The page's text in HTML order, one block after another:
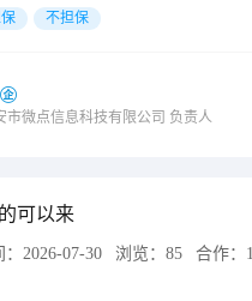
不担保
市微点信息科技有限公司 负责人
可以来
2026-07-30 浏览： 85 合作： 1